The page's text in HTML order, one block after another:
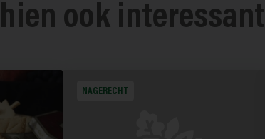
ook interessant
NAGERECHT